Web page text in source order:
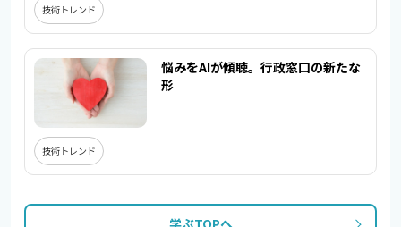
技術トレンド
悩みをAIが傾聴。行政窓口の新たな
形
技術トレンド